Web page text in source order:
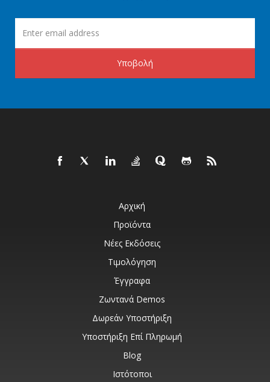
Υποβολή
Αρχική
Προϊόντα
Νέες Εκδόσεις
Τιμολόγηση
Έγγραφα
Ζωντανά Demos
Δωρεάν Υποστήριξη
Υποστήριξη Επί Πληρωμή
Blog
Ιστότοποι